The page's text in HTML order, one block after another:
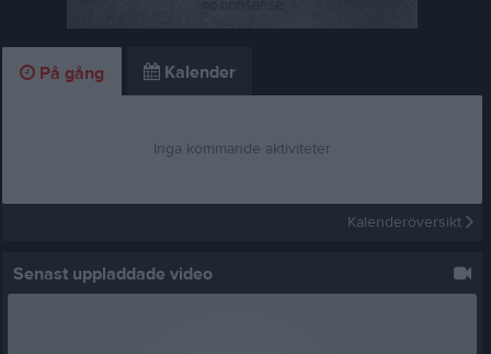
På gång Kalender
Inga kommande aktiviteter
Kalenderöversikt
Senast uppladdade video